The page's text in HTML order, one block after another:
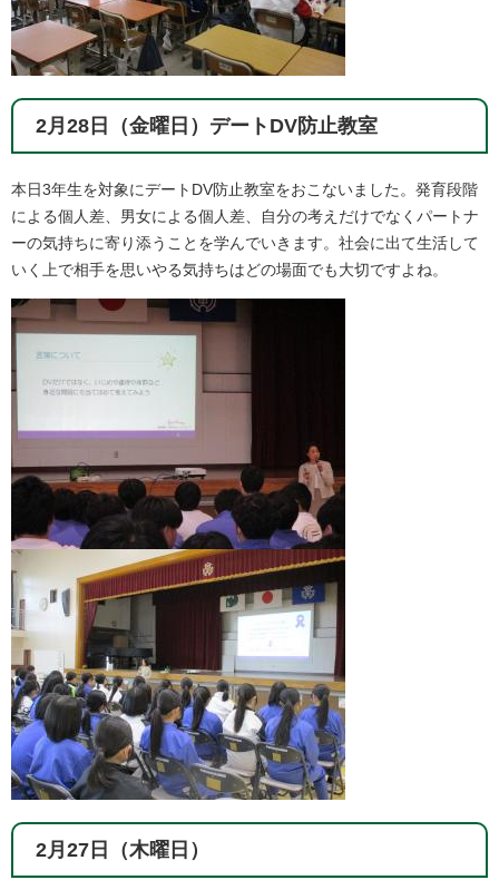
2月28日（金曜日）デートDV防止教室
本日3年生を対象にデートDV防止教室をおこないました。発育段階
による個人差、男女による個人差、自分の考えだけでなくパートナ
ーの気持ちに寄り添うことを学んでいきます。社会に出て生活して
いく上で相手を思いやる気持ちはどの場面でも大切ですよね。
2月27日（木曜日）